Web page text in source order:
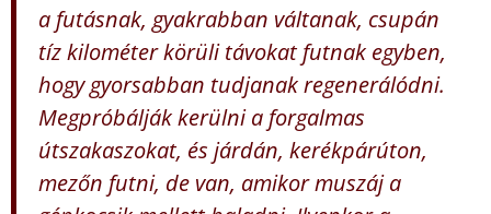
a futásnak, gyakrabban váltanak, csupán
tíz kilométer körüli távokat futnak egyben,
hogy gyorsabban tudjanak regenerálódni.
Megpróbálják kerülni a forgalmas
útszakaszokat, és járdán, kerékpárúton,
mezőn futni, de van, amikor muszáj a